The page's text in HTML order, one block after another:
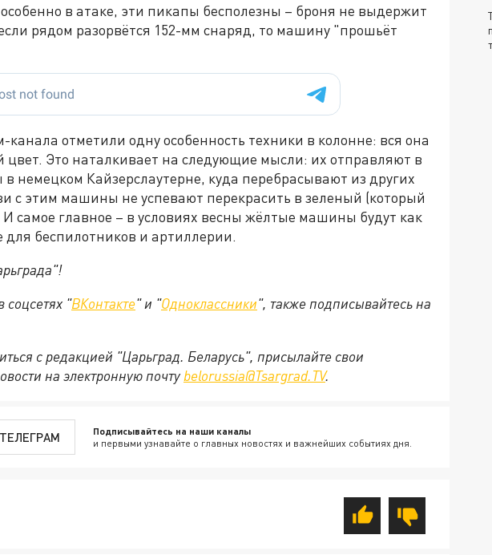
в атаке, эти пикапы бесполезны – броня не выдержит
рядом разорвётся 152-мм снаряд, то машину "прошьёт
канала отметили одну особенность техники в колонне: вся она
Это наталкивает на следующие мысли: их отправляют в
немецком Кайзерслаутерне, куда перебрасывают из других
с этим машины не успевают перекрасить в зеленый (который
самое главное – в условиях весны жёлтые машины будут как
беспилотников и артиллерии.
соцсетях "ВКонтакте" и "Одноклассники", также подписывайтесь на
с редакцией "Царьград. Беларусь", присылайте свои
на электронную почту belorussia@Tsargrad.TV.
ТЕЛЕГРАМ Подписывайтесь на наши каналы
и первыми узнавайте о главных новостях и важнейших событиях дня.